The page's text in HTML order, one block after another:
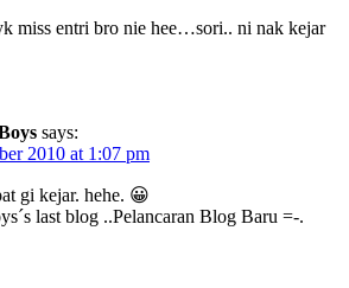
miss entri bro nie hee…sori.. ni nak kejar
says:
2010 at 1:07 pm
gi kejar. hehe. 😀
last blog ..Pelancaran Blog Baru =-.